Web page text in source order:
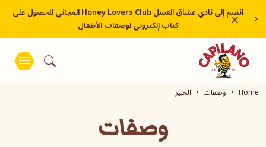
انضم إلى نادي عشاق العسل Honey Lovers Club المجاني للحصول على
كتاب إلكتروني لوصفات الأطفال
Home وصفات الخبيز
وصفات